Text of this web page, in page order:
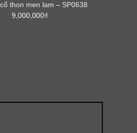
thon men lam – SP0638
9,000,000₫